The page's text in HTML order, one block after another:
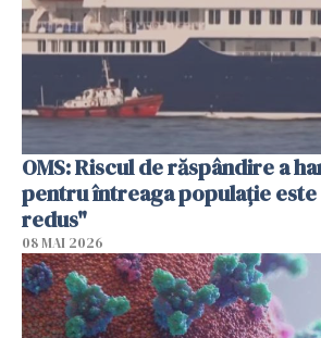
OMS: Riscul de răspândire a
pentru întreaga populaţie
redus"
08 MAI 2026